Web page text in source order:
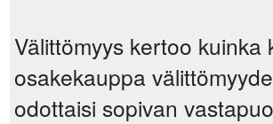
Välittömyys kertoo
osakekauppa
odottaisi sopivan